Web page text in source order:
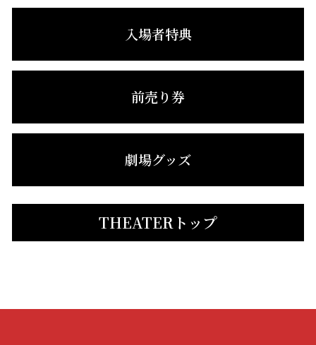
入場者特典
前売り券
劇場グッズ
THEATERトップ